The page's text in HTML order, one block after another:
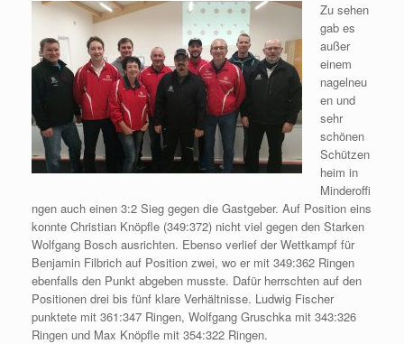
Zu sehen
gab es
außer
einem
nagelneu
en und
sehr
schönen
Schützen
heim in
Minderoffi
ngen auch einen 3:2 Sieg gegen die Gastgeber. Auf Position eins
konnte Christian Knöpfle (349:372) nicht viel gegen den Starken
Wolfgang Bosch ausrichten. Ebenso verlief der Wettkampf für
Benjamin Filbrich auf Position zwei, wo er mit 349:362 Ringen
ebenfalls den Punkt abgeben musste. Dafür herrschten auf den
Positionen drei bis fünf klare Verhältnisse. Ludwig Fischer
punktete mit 361:347 Ringen, Wolfgang Gruschka mit 343:326
Ringen und Max Knöpfle mit 354:322 Ringen.